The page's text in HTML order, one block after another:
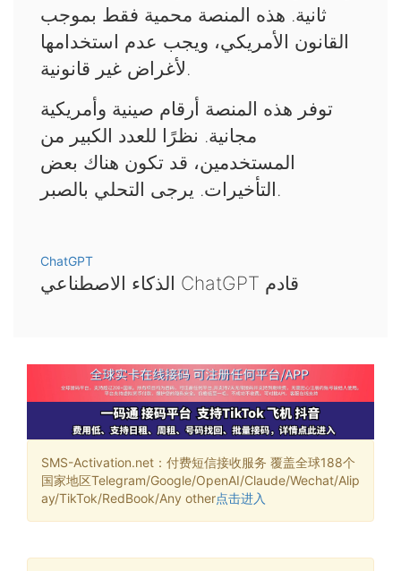
ثانية. هذه المنصة محمية فقط بموجب
القانون الأمريكي، ويجب عدم استخدامها
لأغراض غير قانونية.
توفر هذه المنصة أرقام صينية وأمريكية
مجانية. نظرًا للعدد الكبير من
المستخدمين، قد تكون هناك بعض
التأخيرات. يرجى التحلي بالصبر.
ChatGPT
الذكاء الاصطناعي ChatGPT قادم
SMS-Activation.net：付费短信接收服务 覆盖全球188个
国家地区Telegram/Google/OpenAI/Claude/Wechat/Alip
ay/TikTok/RedBook/Any other点击进入